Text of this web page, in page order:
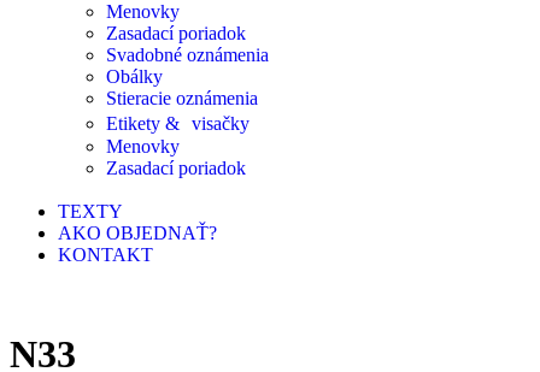
Menovky
Zasadací poriadok
Svadobné oznámenia
Obálky
Stieracie oznámenia
Etikety & visačky
Menovky
Zasadací poriadok
TEXTY
AKO OBJEDNAŤ?
KONTAKT
N33